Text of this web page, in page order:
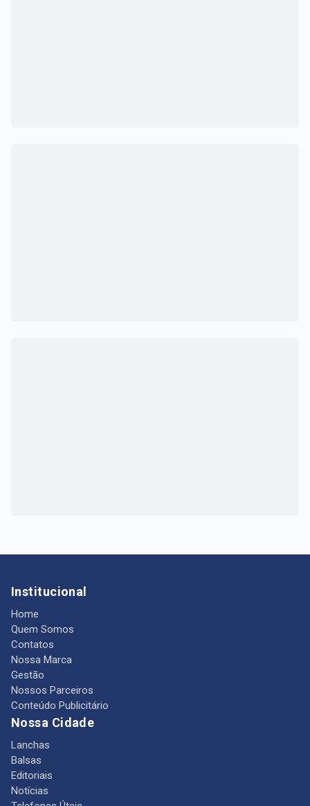
Institucional
Home
Quem Somos
Contatos
Nossa Marca
Gestão
Nossos Parceiros
Conteúdo Publicitário
Nossa Cidade
Lanchas
Balsas
Editoriais
Notícias